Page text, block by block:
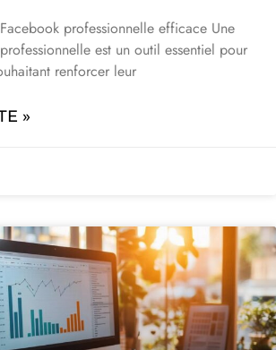
professionnelle efficace Une
est un outil essentiel pour
renforcer leur
»